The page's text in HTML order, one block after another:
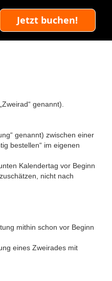
Jetzt buchen!
genannt).
genannt) zwischen einer
bestellen“ im eigenen
Kalendertag vor Beginn
nicht nach
mithin schon vor Beginn
eines Zweirades mit